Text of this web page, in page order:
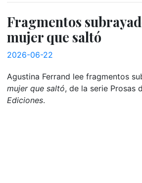
Fragmentos
mujer que saltó
2026-06-22
Agustina Ferrand lee fragmentos
mujer que saltó, de la serie Prosas
Ediciones.